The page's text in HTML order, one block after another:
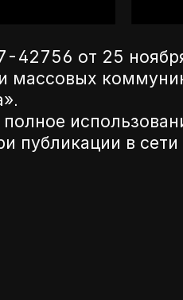
42756 от 25
массовых
публикации в